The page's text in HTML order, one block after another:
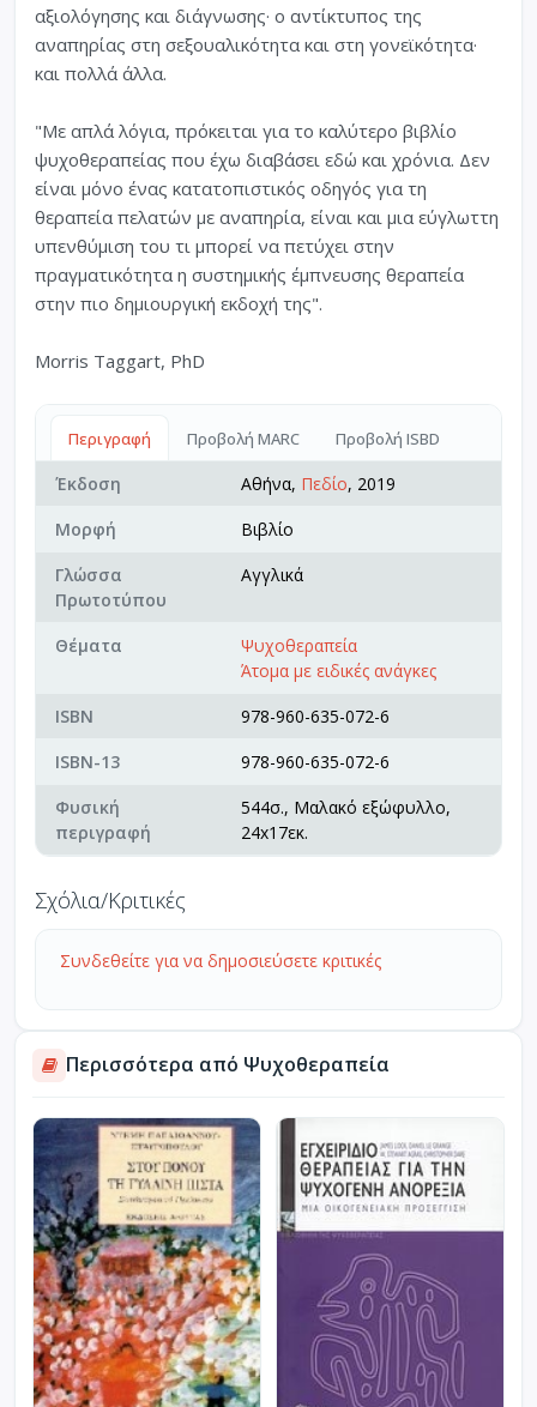
αξιολόγησης και διάγνωσης· ο αντίκτυπος της
αναπηρίας στη σεξουαλικότητα και στη γονεϊκότητα·
και πολλά άλλα.
"Με απλά λόγια, πρόκειται για το καλύτερο βιβλίο
ψυχοθεραπείας που έχω διαβάσει εδώ και χρόνια. Δεν
είναι μόνο ένας κατατοπιστικός οδηγός για τη
θεραπεία πελατών με αναπηρία, είναι και μια εύγλωττη
υπενθύμιση του τι μπορεί να πετύχει στην
πραγματικότητα η συστημικής έμπνευσης θεραπεία
στην πιο δημιουργική εκδοχή της".
Morris Taggart, PhD
Περιγραφή Προβολή MARC Προβολή ISBD
Έκδοση Αθήνα, Πεδίο, 2019
Μορφή
Βιβλίο
Γλώσσα
Πρωτοτύπου
Αγγλικά
Θέματα
Ψυχοθεραπεία
Άτομα με ειδικές ανάγκες
ISBN
978-960-635-072-6
ISBN-13
978-960-635-072-6
Φυσική
περιγραφή
544σ., Μαλακό εξώφυλλο,
24x17εκ.
Σχόλια/Κριτικές
Συνδεθείτε για να δημοσιεύσετε κριτικές
Περισσότερα από Ψυχοθεραπεία